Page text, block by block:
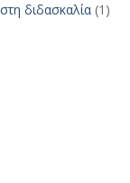
διδασκαλία (1)